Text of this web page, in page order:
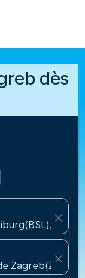
dès
Suisse
close
Zagreb(ZAG),
close